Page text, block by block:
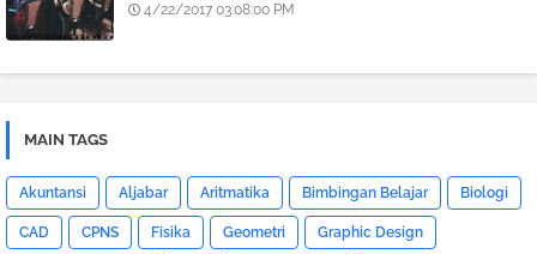
4/22/2017 03:08:00 PM
MAIN TAGS
Akuntansi Aljabar Aritmatika Bimbingan Belajar Biologi
CAD CPNS Fisika Geometri Graphic Design